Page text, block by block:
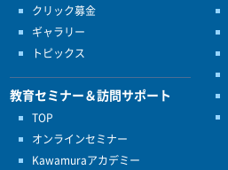
クリック募金
ギャラリー
トピックス
教育セミナー＆訪問サポート
TOP
オンラインセミナー
Kawamuraアカデミー